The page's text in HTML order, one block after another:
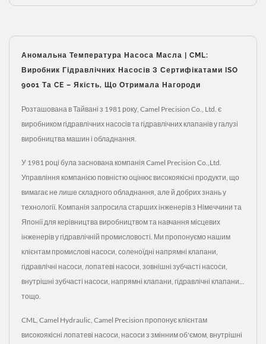
Аномальна Температура Насоса Масла | CML:
Виробник Гідравлічних Насосів З Сертифікатами ISO
9001 Та CE – Якість, Що Отримала Нагороди
Розташована в Тайвані з 1981 року, Camel Precision Co., Ltd. є
виробником гідравлічних насосів та гідравлічних клапанів у галузі
виробництва машин і обладнання.
У 1981 році була заснована компанія Camel Precision Co.,Ltd.
Управління компанією повністю оцінює високоякісні продукти, що
вимагає не лише складного обладнання, але й добрих знань у
технології. Компанія запросила старших інженерів з Німеччини та
Японії для керівництва виробництвом та навчання місцевих
інженерів у гідравлічній промисловості. Ми пропонуємо нашим
клієнтам промислові насоси, соленоїдні напрямні клапани,
гідравлічні насоси, лопатеві насоси, зовнішні зубчасті насоси,
внутрішні зубчасті насоси, напрямні клапани, гідравлічні клапани...
тощо.
CML, Camel Hydraulic, Camel Precision пропонує клієнтам
високоякісні лопатеві насоси, насоси з змінним об'ємом, внутрішні